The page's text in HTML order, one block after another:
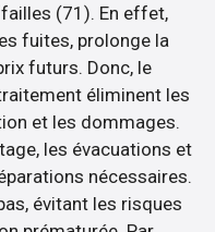
(71). En effet,
fuites, prolonge la
futurs. Donc, le
éliminent les
et les dommages.
les évacuations et
nécessaires.
évitant les risques